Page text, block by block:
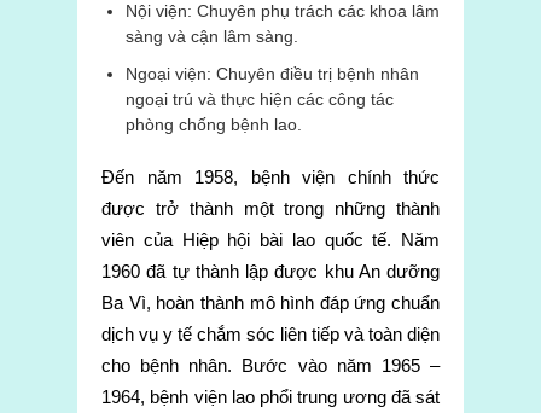
Nội viện: Chuyên phụ trách các khoa lâm
sàng và cận lâm sàng.
Ngoại viện: Chuyên điều trị bệnh nhân
ngoại trú và thực hiện các công tác
phòng chống bệnh lao.
Đến năm 1958, bệnh viện chính thức
được trở thành một trong những thành
viên của Hiệp hội bài lao quốc tế. Năm
1960 đã tự thành lập được khu An dưỡng
Ba Vì, hoàn thành mô hình đáp ứng chuẩn
dịch vụ y tế chắm sóc liên tiếp và toàn diện
cho bệnh nhân. Bước vào năm 1965 –
1964, bệnh viện lao phổi trung ương đã sát